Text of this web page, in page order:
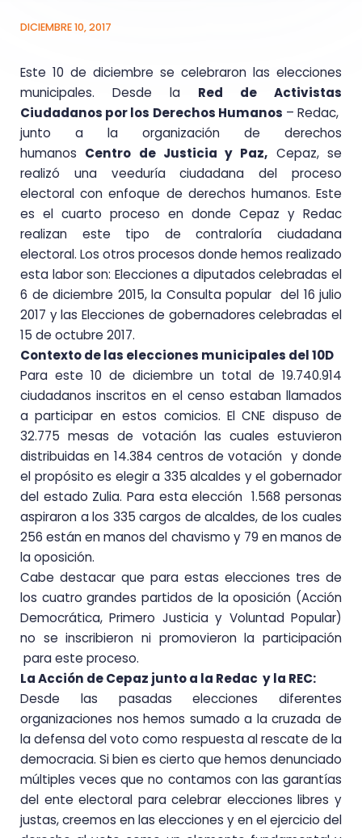
DICIEMBRE 10, 2017
Este 10 de diciembre se celebraron las elecciones
municipales. Desde la Red de Activistas
Ciudadanos por los Derechos Humanos – Redac,
junto a la organización de derechos
humanos Centro de Justicia y Paz, Cepaz, se
realizó una veeduría ciudadana del proceso
electoral con enfoque de derechos humanos. Este
es el cuarto proceso en donde Cepaz y Redac
realizan este tipo de contraloría ciudadana
electoral. Los otros procesos donde hemos realizado
esta labor son: Elecciones a diputados celebradas el
6 de diciembre 2015, la Consulta popular del 16 julio
2017 y las Elecciones de gobernadores celebradas el
15 de octubre 2017.
Contexto de las elecciones municipales del 10D
Para este 10 de diciembre un total de 19.740.914
ciudadanos inscritos en el censo estaban llamados
a participar en estos comicios. El CNE dispuso de
32.775 mesas de votación las cuales estuvieron
distribuidas en 14.384 centros de votación y donde
el propósito es elegir a 335 alcaldes y el gobernador
del estado Zulia. Para esta elección 1.568 personas
aspiraron a los 335 cargos de alcaldes, de los cuales
256 están en manos del chavismo y 79 en manos de
la oposición.
Cabe destacar que para estas elecciones tres de
los cuatro grandes partidos de la oposición (Acción
Democrática, Primero Justicia y Voluntad Popular)
no se inscribieron ni promovieron la participación
para este proceso.
La Acción de Cepaz junto a la Redac y la REC:
Desde las pasadas elecciones diferentes
organizaciones nos hemos sumado a la cruzada de
la defensa del voto como respuesta al rescate de la
democracia. Si bien es cierto que hemos denunciado
múltiples veces que no contamos con las garantías
del ente electoral para celebrar elecciones libres y
justas, creemos en las elecciones y en el ejercicio del